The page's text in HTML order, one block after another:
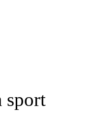
sport